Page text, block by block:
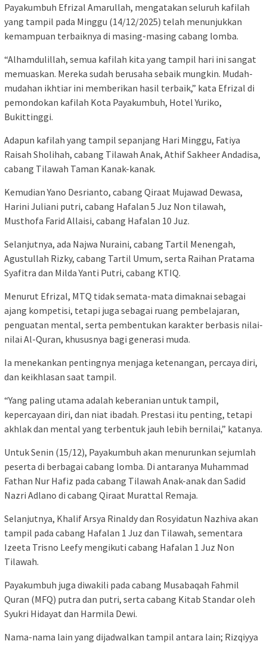
Payakumbuh Efrizal Amarullah, mengatakan seluruh kafilah
yang tampil pada Minggu (14/12/2025) telah menunjukkan
kemampuan terbaiknya di masing-masing cabang lomba.
“Alhamdulillah, semua kafilah kita yang tampil hari ini sangat
memuaskan. Mereka sudah berusaha sebaik mungkin. Mudah-
mudahan ikhtiar ini memberikan hasil terbaik,” kata Efrizal di
pemondokan kafilah Kota Payakumbuh, Hotel Yuriko,
Bukittinggi.
Adapun kafilah yang tampil sepanjang Hari Minggu, Fatiya
Raisah Sholihah, cabang Tilawah Anak, Athif Sakheer Andadisa,
cabang Tilawah Taman Kanak-kanak.
Kemudian Yano Desrianto, cabang Qiraat Mujawad Dewasa,
Harini Juliani putri, cabang Hafalan 5 Juz Non tilawah,
Musthofa Farid Allaisi, cabang Hafalan 10 Juz.
Selanjutnya, ada Najwa Nuraini, cabang Tartil Menengah,
Agustullah Rizky, cabang Tartil Umum, serta Raihan Pratama
Syafitra dan Milda Yanti Putri, cabang KTIQ.
Menurut Efrizal, MTQ tidak semata-mata dimaknai sebagai
ajang kompetisi, tetapi juga sebagai ruang pembelajaran,
penguatan mental, serta pembentukan karakter berbasis nilai-
nilai Al-Quran, khususnya bagi generasi muda.
Ia menekankan pentingnya menjaga ketenangan, percaya diri,
dan keikhlasan saat tampil.
“Yang paling utama adalah keberanian untuk tampil,
kepercayaan diri, dan niat ibadah. Prestasi itu penting, tetapi
akhlak dan mental yang terbentuk jauh lebih bernilai,” katanya.
Untuk Senin (15/12), Payakumbuh akan menurunkan sejumlah
peserta di berbagai cabang lomba. Di antaranya Muhammad
Fathan Nur Hafiz pada cabang Tilawah Anak-anak dan Sadid
Nazri Adlano di cabang Qiraat Murattal Remaja.
Selanjutnya, Khalif Arsya Rinaldy dan Rosyidatun Nazhiva akan
tampil pada cabang Hafalan 1 Juz dan Tilawah, sementara
Izeeta Trisno Leefy mengikuti cabang Hafalan 1 Juz Non
Tilawah.
Payakumbuh juga diwakili pada cabang Musabaqah Fahmil
Quran (MFQ) putra dan putri, serta cabang Kitab Standar oleh
Syukri Hidayat dan Harmila Dewi.
Nama-nama lain yang dijadwalkan tampil antara lain; Rizqiyya